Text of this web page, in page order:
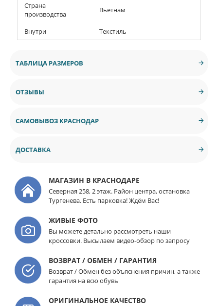
Страна
производства
Вьетнам
Внутри Текстиль
ТАБЛИЦА РАЗМЕРОВ
ОТЗЫВЫ
САМОВЫВОЗ КРАСНОДАР
ДОСТАВКА
МАГАЗИН В КРАСНОДАРЕ
Северная 258, 2 этаж. Район центра, остановка
Тургенева. Есть парковка! Ждём Вас!
ЖИВЫЕ ФОТО
Вы можете детально рассмотреть наши
кроссовки. Высылаем видео-обзор по запросу
ВОЗВРАТ / ОБМЕН / ГАРАНТИЯ
Возврат / Обмен без объяснения причин, а также
гарантия на всю обувь
ОРИГИНАЛЬНОЕ КАЧЕСТВО